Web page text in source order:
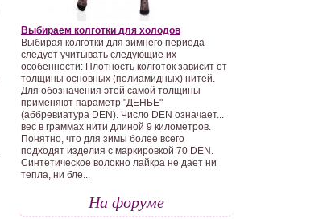
Выбираем колготки для холодов
Выбирая колготки для зимнего периода
следует учитывать следующие их
особенности: Плотность колготок зависит от
толщины основных (полиамидных) нитей.
Для обозначения этой самой толщины
применяют параметр "ДЕНЬЕ"
(аббревиатура DEN). Число DEN означает...
вес в граммах нити длиной 9 километров.
Понятно, что для зимы более всего
подходят изделия с маркировкой 70 DEN.
Синтетическое волокно лайкра не дает ни
тепла, ни бле...
На форуме